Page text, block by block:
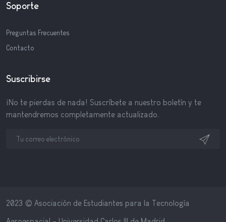
Soporte
Preguntas Frecuentes
Contacto
Suscribirse
¡No te pierdas de nada! Suscríbete a nuestro boletín y te
mantendremos completamente actualizado.
2023 © Asociación de Estudiantes para la Tecnología